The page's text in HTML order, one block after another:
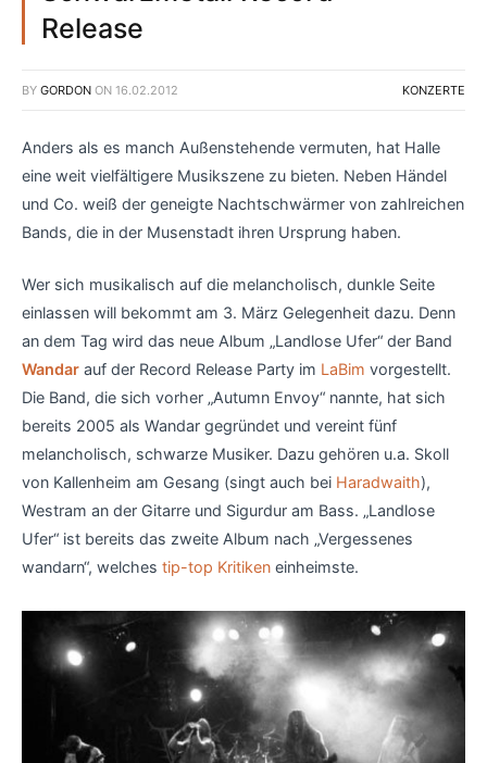
Release
BY GORDON ON 16.02.2012 KONZERTE
Anders als es manch Außenstehende vermuten, hat Halle
eine weit vielfältigere Musikszene zu bieten. Neben Händel
und Co. weiß der geneigte Nachtschwärmer von zahlreichen
Bands, die in der Musenstadt ihren Ursprung haben.
Wer sich musikalisch auf die melancholisch, dunkle Seite
einlassen will bekommt am 3. März Gelegenheit dazu. Denn
an dem Tag wird das neue Album „Landlose Ufer“ der Band
Wandar auf der Record Release Party im LaBim vorgestellt.
Die Band, die sich vorher „Autumn Envoy“ nannte, hat sich
bereits 2005 als Wandar gegründet und vereint fünf
melancholisch, schwarze Musiker. Dazu gehören u.a. Skoll
von Kallenheim am Gesang (singt auch bei Haradwaith),
Westram an der Gitarre und Sigurdur am Bass. „Landlose
Ufer“ ist bereits das zweite Album nach „Vergessenes
wandarn“, welches tip-top Kritiken einheimste.